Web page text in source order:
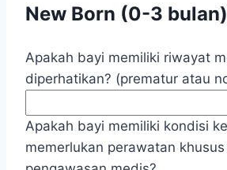
New Born (0-3 bulan)
Apakah bayi memiliki riwayat
diperhatikan? (prematur atau
Apakah bayi memiliki kondisi
memerlukan perawatan